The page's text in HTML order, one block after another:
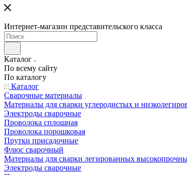
Интернет-магазин представительского класса
Каталог
По всему сайту
По каталогу
Каталог
Сварочные материалы
Материалы для сварки углеродистых и
Электроды сварочные
Проволока сплошная
Проволока порошковая
Прутки присадочные
Флюс сварочный
Материалы для сварки легированных
Электроды сварочные